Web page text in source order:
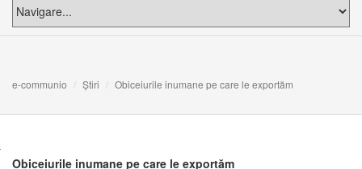
e-communio Știri Obiceiurile inumane pe care le exportăm
Obiceiurile inumane pe care le exportăm